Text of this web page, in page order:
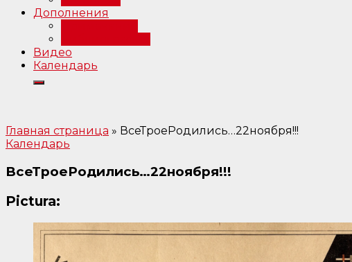
Дополнения
Видео
Календарь
Главная страница » ВсеТроеРодились…22ноября!!!
Календарь
ВсеТроеРодились…22ноября!!!
Pictura: